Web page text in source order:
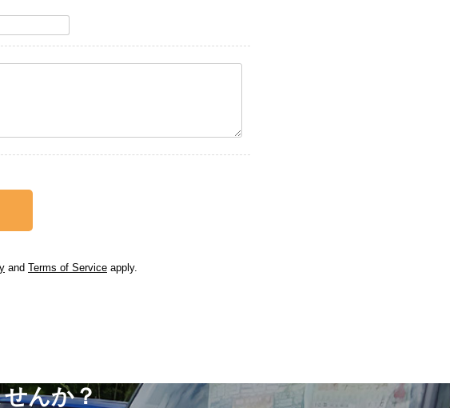
and Terms of Service apply.
んか？